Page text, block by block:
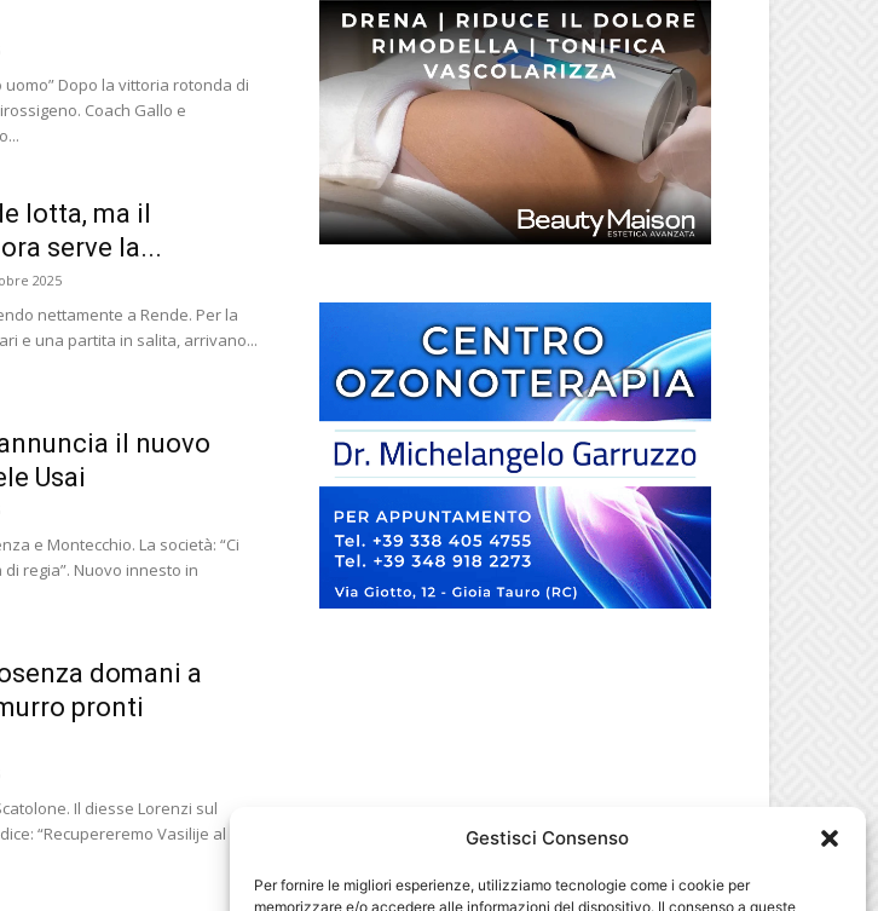
Gestisci Consenso
Per fornire le migliori esperienze, utilizziamo tecnologie come i cookie per
memorizzare e/o accedere alle informazioni del dispositivo. Il consenso a queste
Dopo la vittoria rotonda di
Coach Gallo e
lotta, ma il
serve la...
2025
nettamente a Rende. Per la
e una partita in salita, arrivano...
il nuovo
Usai
e Montecchio. La società: “Ci
regia”. Nuovo innesto in
domani a
pronti
Il diesse Lorenzi sul
“Recupereremo Vasilije al più